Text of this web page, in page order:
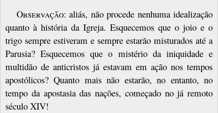
Observação: aliás, não procede nenhuma idealização
quanto à história da Igreja. Esquecemos que o joio e o
trigo sempre estiveram e sempre estarão misturados até a
Parusia? Esquecemos que o mistério da iniquidade e
multidão de anticristos já estavam em ação nos tempos
apostólicos? Quanto mais não estarão, no entanto, no
tempo da apostasia das nações, começado no já remoto
século XIV!